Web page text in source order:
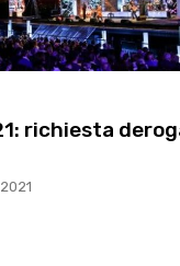
richiesta